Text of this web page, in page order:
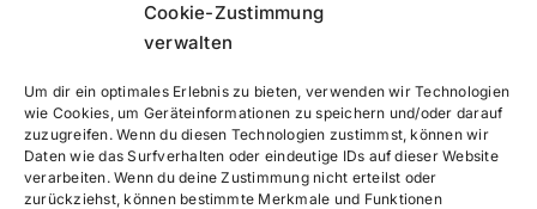
Cookie-Zustimmung
verwalten
Um dir ein optimales Erlebnis zu bieten, verwenden wir Technologien
wie Cookies, um Geräteinformationen zu speichern und/oder darauf
zuzugreifen. Wenn du diesen Technologien zustimmst, können wir
Daten wie das Surfverhalten oder eindeutige IDs auf dieser Website
verarbeiten. Wenn du deine Zustimmung nicht erteilst oder
zurückziehst, können bestimmte Merkmale und Funktionen
• BEV Bayerischer Eissportverband
Impressum